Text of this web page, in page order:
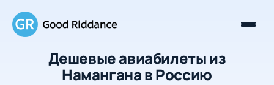
Дешевые авиабилеты из
Намангана в Россию